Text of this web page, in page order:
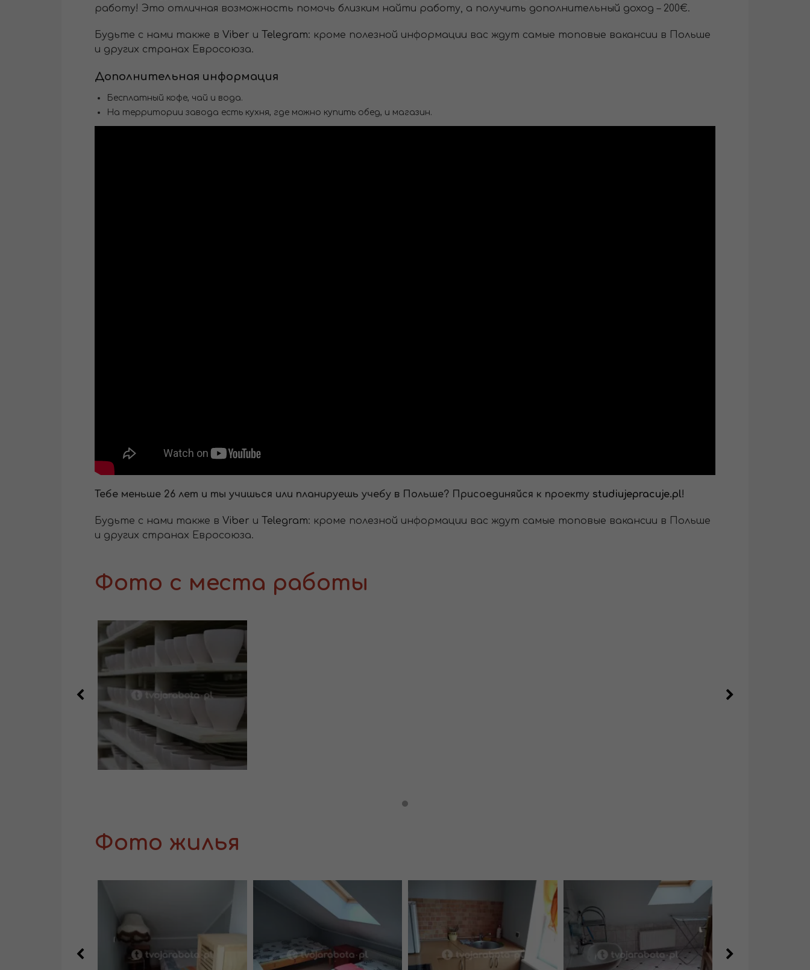
работу! Это отличная возможность помочь близким найти работу, а получить дополнительный доход – 200€.
Будьте с нами также в Viber и Telegram: кроме полезной информации вас ждут самые топовые вакансии в Польше
и других странах Евросоюза.
Дополнительная информация
Бесплатный кофе, чай и вода.
На территории завода есть кухня, где можно купить обед, и магазин.
Тебе меньше 26 лет и ты учишься или планируешь учебу в Польше? Присоединяйся к проекту studiujepracuje.pl!
Будьте с нами также в Viber и Telegram: кроме полезной информации вас ждут самые топовые вакансии в Польше
и других странах Евросоюза.
Фото с места работы
Фото жилья